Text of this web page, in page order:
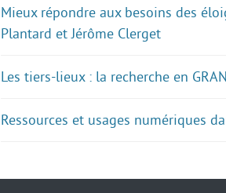
Mieux répondre aux besoins des
Plantard et Jérôme Clerget
Les tiers-lieux : la recherche en
Ressources et usages numériques